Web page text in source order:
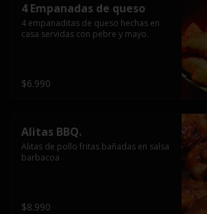
4 Empanadas de queso
4 empanaditas de queso hechas en
casa servidas con pebre y mayo.
$6.990
Alitas BBQ.
Alitas de pollo fritas bañadas en salsa
barbacoa
$8.990